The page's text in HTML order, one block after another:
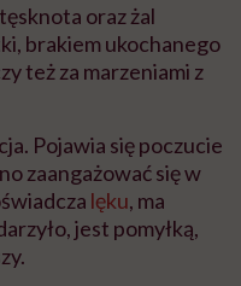
oraz żal
brakiem ukochanego
też za marzeniami z
Pojawia się poczucie
zaangażować się w
lęku, ma
jest pomyłką,